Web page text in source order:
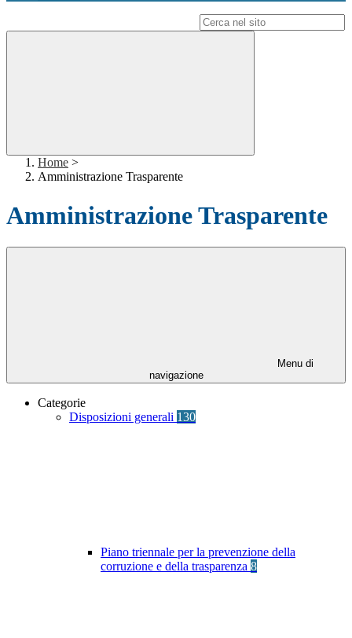
Home >
Amministrazione Trasparente
Amministrazione Trasparente
Menu di
navigazione
Categorie
Disposizioni generali 130
Piano triennale per la prevenzione della
corruzione e della trasparenza 8